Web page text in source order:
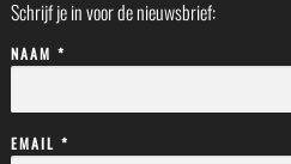
Schrijf je in voor de nieuwsbrief:
NAAM *
EMAIL *